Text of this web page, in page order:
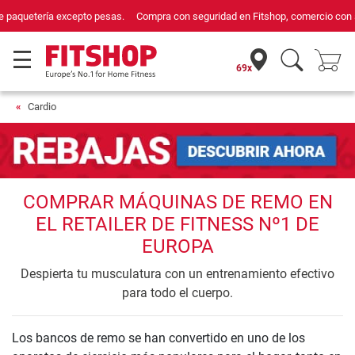
Compra con seguridad en Fitshop, comercio con sello de Confianza Online.
69x
Cardio
COMPRAR MÁQUINAS DE REMO EN
EL RETAILER DE FITNESS Nº1 DE
EUROPA
Despierta tu musculatura con un entrenamiento efectivo
para todo el cuerpo.
Los bancos de remo se han convertido en uno de los